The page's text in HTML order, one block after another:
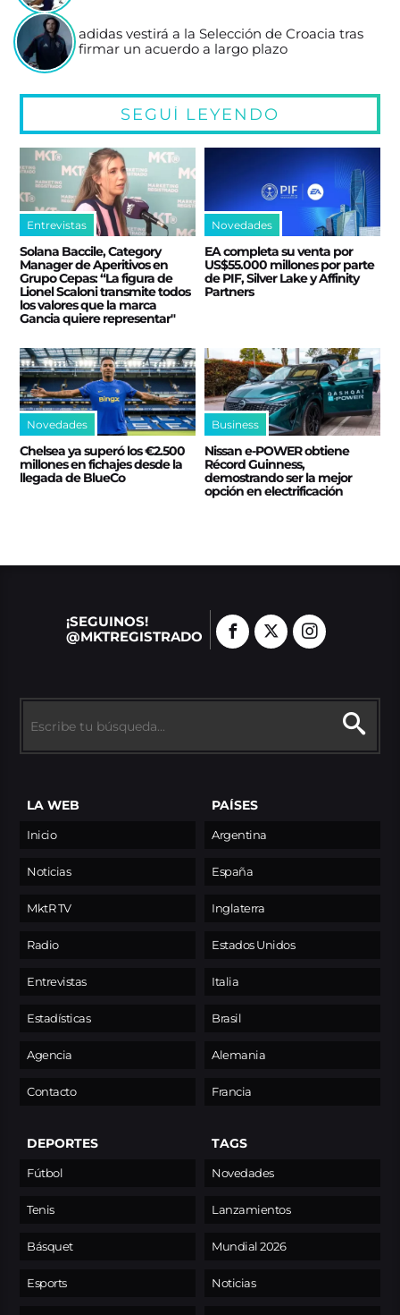
adidas vestirá a la Selección de Croacia tras
firmar un acuerdo a largo plazo
SEGUÍ LEYENDO
Entrevistas
Solana Baccile, Category
Manager de Aperitivos en
Grupo Cepas: “La figura de
Lionel Scaloni transmite todos
los valores que la marca
Gancia quiere representar"
Novedades
EA completa su venta por
US$55.000 millones por parte
de PIF, Silver Lake y Affinity
Partners
Novedades
Chelsea ya superó los €2.500
millones en fichajes desde la
llegada de BlueCo
Business
Nissan e‑POWER obtiene
Récord Guinness,
demostrando ser la mejor
opción en electrificación
¡SEGUINOS!
@MKTREGISTRADO
LA WEB
Inicio
Noticias
MktR TV
Radio
Entrevistas
Estadísticas
Agencia
Contacto
PAÍSES
Argentina
España
Inglaterra
Estados Unidos
Italia
Brasil
Alemania
Francia
DEPORTES
Fútbol
Tenis
Básquet
Esports
TAGS
Novedades
Lanzamientos
Mundial 2026
Noticias